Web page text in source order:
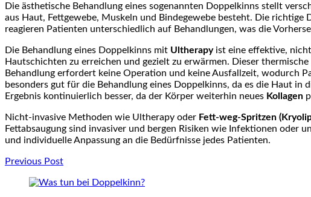
Die ästhetische Behandlung eines sogenannten Doppelkinns stellt
aus Haut, Fettgewebe, Muskeln und Bindegewebe besteht. Die
reagieren Patienten unterschiedlich auf Behandlungen, was die
Die Behandlung eines Doppelkinns mit Ultherapyist eine effektive,
Hautschichten zu erreichen und gezielt zu erwärmen. Dieser
Behandlung erfordert keine Operation und keine Ausfallzeit, wodurch
besonders gut für die Behandlung eines Doppelkinns, da es die Haut
Ergebnis kontinuierlich besser, da der Körper weiterhin neues Kollagen
Nicht-invasive Methoden wie Ultherapy oder Fett-weg-Spritzen
Fettabsaugung sind invasiver und bergen Risiken wie Infektionen oder
und individuelle Anpassung an die Bedürfnisse jedes Patienten.
Post
Previous Post